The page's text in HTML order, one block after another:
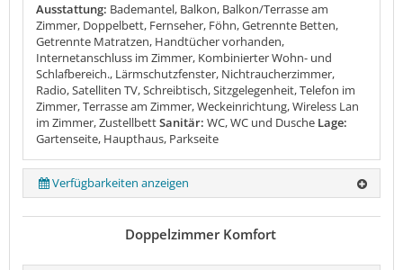
Ausstattung: Bademantel, Balkon, Balkon/Terrasse am
Zimmer, Doppelbett, Fernseher, Föhn, Getrennte Betten,
Getrennte Matratzen, Handtücher vorhanden,
Internetanschluss im Zimmer, Kombinierter Wohn- und
Schlafbereich., Lärmschutzfenster, Nichtraucherzimmer,
Radio, Satelliten TV, Schreibtisch, Sitzgelegenheit, Telefon im
Zimmer, Terrasse am Zimmer, Weckeinrichtung, Wireless Lan
im Zimmer, ZustellbettSanitär: WC, WC und Dusche Lage:
Gartenseite, Haupthaus, Parkseite
Verfügbarkeiten anzeigen
Doppelzimmer Komfort